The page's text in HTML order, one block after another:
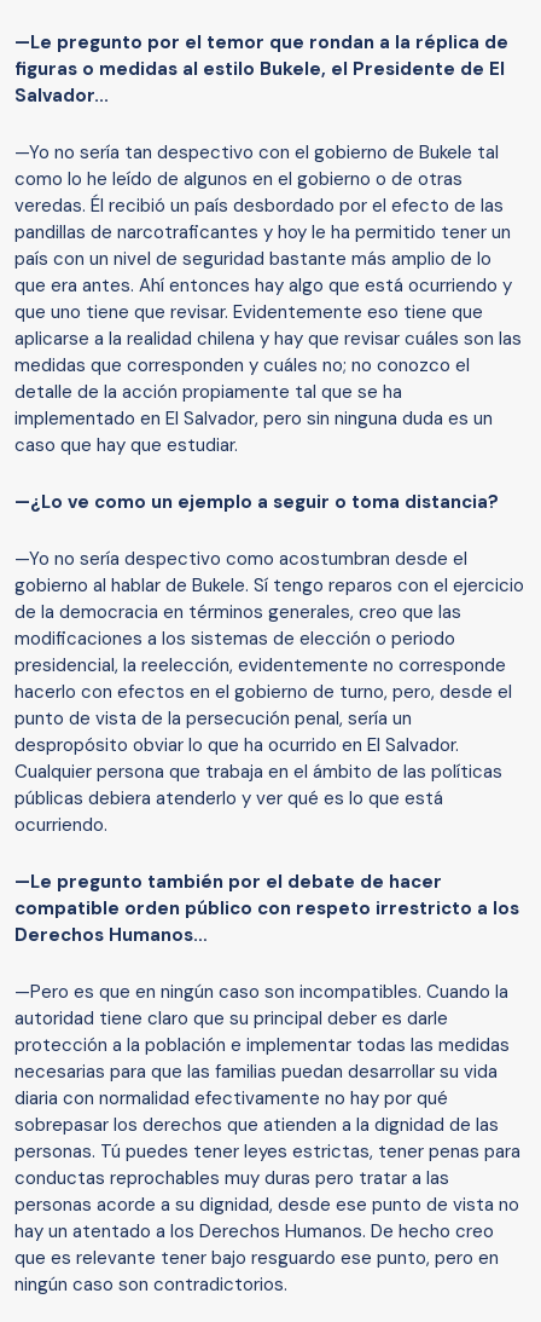
—Le pregunto por el temor que rondan a la réplica de
figuras o medidas al estilo Bukele, el Presidente de El
Salvador...
—Yo no sería tan despectivo con el gobierno de Bukele tal
como lo he leído de algunos en el gobierno o de otras
veredas. Él recibió un país desbordado por el efecto de las
pandillas de narcotraficantes y hoy le ha permitido tener un
país con un nivel de seguridad bastante más amplio de lo
que era antes. Ahí entonces hay algo que está ocurriendo y
que uno tiene que revisar. Evidentemente eso tiene que
aplicarse a la realidad chilena y hay que revisar cuáles son las
medidas que corresponden y cuáles no; no conozco el
detalle de la acción propiamente tal que se ha
implementado en El Salvador, pero sin ninguna duda es un
caso que hay que estudiar.
—¿Lo ve como un ejemplo a seguir o toma distancia?
—Yo no sería despectivo como acostumbran desde el
gobierno al hablar de Bukele. Sí tengo reparos con el ejercicio
de la democracia en términos generales, creo que las
modificaciones a los sistemas de elección o periodo
presidencial, la reelección, evidentemente no corresponde
hacerlo con efectos en el gobierno de turno, pero, desde el
punto de vista de la persecución penal, sería un
despropósito obviar lo que ha ocurrido en El Salvador.
Cualquier persona que trabaja en el ámbito de las políticas
públicas debiera atenderlo y ver qué es lo que está
ocurriendo.
—Le pregunto también por el debate de hacer
compatible orden público con respeto irrestricto a los
Derechos Humanos…
—Pero es que en ningún caso son incompatibles. Cuando la
autoridad tiene claro que su principal deber es darle
protección a la población e implementar todas las medidas
necesarias para que las familias puedan desarrollar su vida
diaria con normalidad efectivamente no hay por qué
sobrepasar los derechos que atienden a la dignidad de las
personas. Tú puedes tener leyes estrictas, tener penas para
conductas reprochables muy duras pero tratar a las
personas acorde a su dignidad, desde ese punto de vista no
hay un atentado a los Derechos Humanos. De hecho creo
que es relevante tener bajo resguardo ese punto, pero en
ningún caso son contradictorios.